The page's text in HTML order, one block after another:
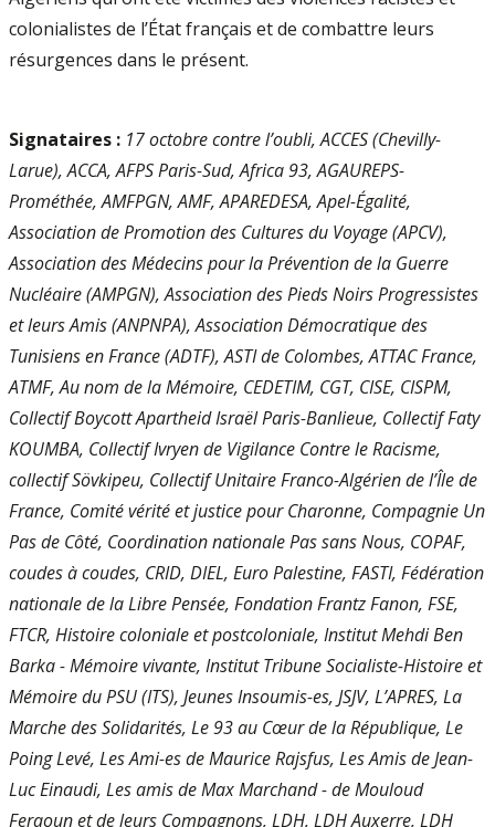
colonialistes de l’État français et de combattre leurs
résurgences dans le présent.
Signataires : 17 octobre contre l’oubli, ACCES (Chevilly-
Larue), ACCA, AFPS Paris-Sud, Africa 93, AGAUREPS-
Prométhée, AMFPGN, AMF, APAREDESA, Apel-Égalité,
Association de Promotion des Cultures du Voyage (APCV),
Association des Médecins pour la Prévention de la Guerre
Nucléaire (AMPGN), Association des Pieds Noirs Progressistes
et leurs Amis (ANPNPA), Association Démocratique des
Tunisiens en France (ADTF), ASTI de Colombes, ATTAC France,
ATMF, Au nom de la Mémoire, CEDETIM, CGT, CISE, CISPM,
Collectif Boycott Apartheid Israël Paris-Banlieue, Collectif Faty
KOUMBA, Collectif Ivryen de Vigilance Contre le Racisme,
collectif Sövkipeu, Collectif Unitaire Franco-Algérien de l’Île de
France, Comité vérité et justice pour Charonne, Compagnie Un
Pas de Côté, Coordination nationale Pas sans Nous, COPAF,
coudes à coudes, CRID, DIEL, Euro Palestine, FASTI, Fédération
nationale de la Libre Pensée, Fondation Frantz Fanon, FSE,
FTCR, Histoire coloniale et postcoloniale, Institut Mehdi Ben
Barka - Mémoire vivante, Institut Tribune Socialiste-Histoire et
Mémoire du PSU (ITS), Jeunes Insoumis-es, JSJV, L’APRES, La
Marche des Solidarités, Le 93 au Cœur de la République, Le
Poing Levé, Les Ami-es de Maurice Rajsfus, Les Amis de Jean-
Luc Einaudi, Les amis de Max Marchand - de Mouloud
Feraoun et de leurs Compagnons, LDH, LDH Auxerre, LDH